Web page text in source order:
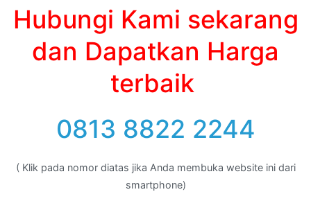
Hubungi Kami sekarang
dan Dapatkan Harga
terbaik
0813 8822 2244
( Klik pada nomor diatas jika Anda membuka website ini dari
smartphone)